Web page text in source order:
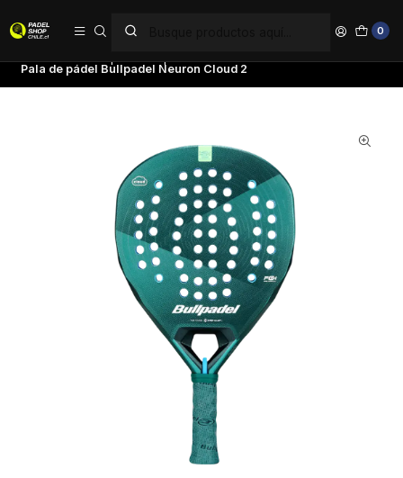
0
Pala de pádel Bullpadel Neuron Cloud 2